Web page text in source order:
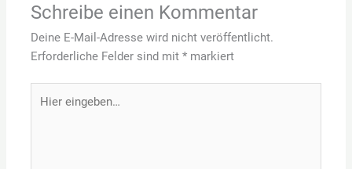
Schreibe einen Kommentar
Deine E-Mail-Adresse wird nicht veröffentlicht.
Erforderliche Felder sind mit* markiert
eingeben…